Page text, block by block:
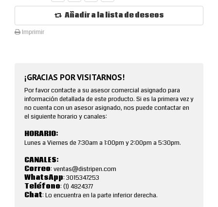
Añadir a la lista de deseos
Imprimir
¡GRACIAS POR VISITARNOS!
Por favor contacte a su asesor comercial asignado para
información detallada de este producto. Si es la primera vez y
no cuenta con un asesor asignado, nos puede contactar en
el siguiente horario y canales:
HORARIO:
Lunes a Viernes de 7:30am a 1:00pm y 2:00pm a 5:30pm.
CANALES:
Correo: ventas@distripen.com
WhatsApp: 3015347253
Teléfono: (1) 4824377
Chat: Lo encuentra en la parte inferior derecha.